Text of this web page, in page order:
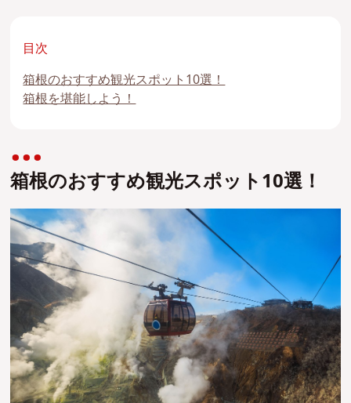
目次
箱根のおすすめ観光スポット10選！
箱根を堪能しよう！
箱根のおすすめ観光スポット10選！